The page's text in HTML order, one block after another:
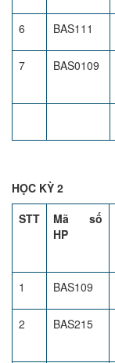
6 BAS111
7 BAS0109
HỌC KỲ 2
STT
Mã số
HP
1 BAS109
2 BAS215